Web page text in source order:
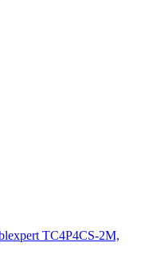
TC4P4CS-2M,